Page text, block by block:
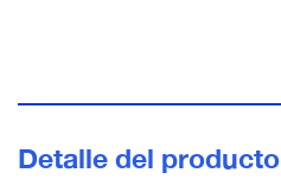
Detalle del producto